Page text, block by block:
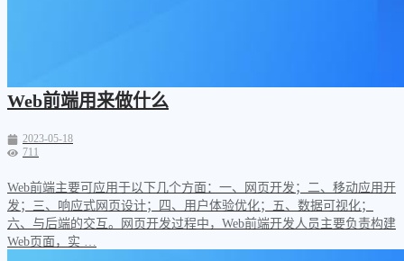
Web前端用来做什么
2023-05-18
711
Web前端主要可应用于以下几个方面：一、网页开发；二、移动应用开
发；三、响应式网页设计；四、用户体验优化；五、数据可视化；
六、与后端的交互。网页开发过程中，Web前端开发人员主要负责构建
Web页面，实 …